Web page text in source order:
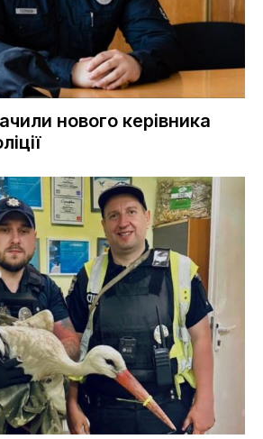
нового керівника